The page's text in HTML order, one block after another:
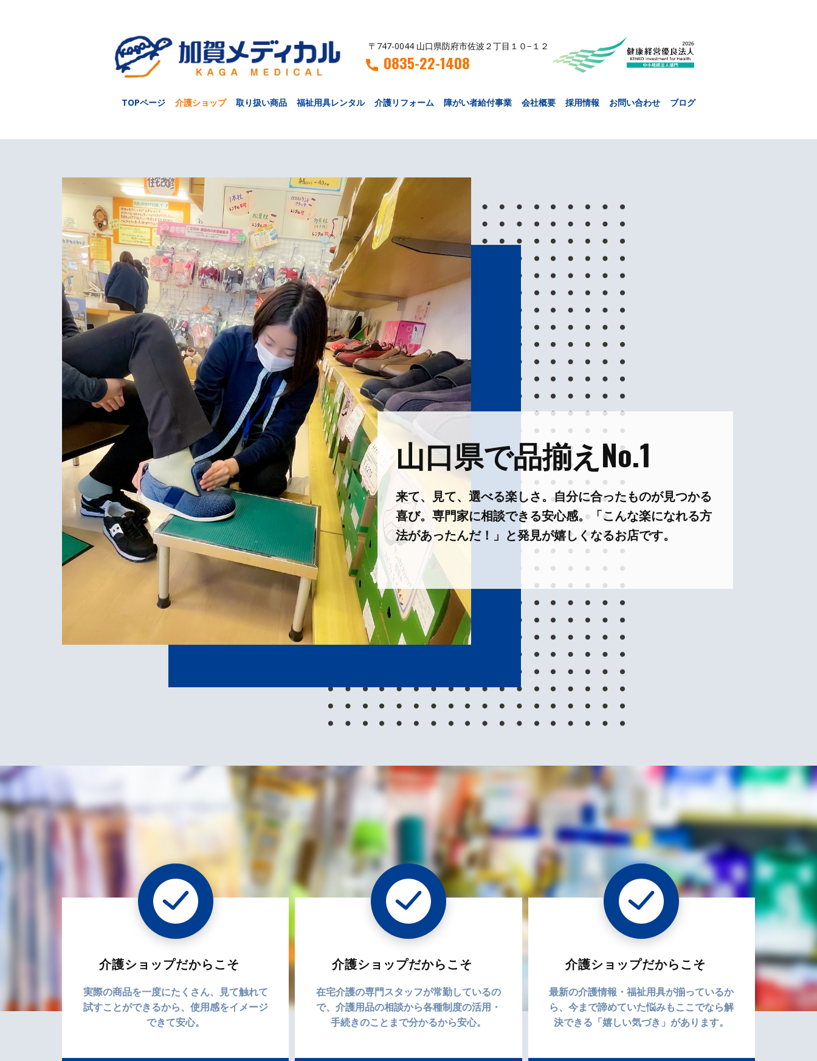
〒747-0044 山口県防府市佐波２丁目１０−１２
0835-22-1408
TOPページ 介護ショップ 取り扱い商品 福祉用具レンタル 介護リフォーム 障がい者給付事業 会社概要 採用情報 お問い合わせ ブログ
山口県で品揃えNo.1
来て、見て、選べる楽しさ。自分に合ったものが見つかる
喜び。専門家に相談できる安心感。「こんな楽になれる方
法があったんだ！」と発見が嬉しくなるお店です。
介護ショップだからこそ
実際の商品を一度にたくさん、見て触れて
試すことができるから、使用感をイメージ
できて安心。
介護ショップだからこそ
在宅介護の専門スタッフが常勤しているの
で、介護用品の相談から各種制度の活用・
手続きのことまで分かるから安心。
介護ショップだからこそ
最新の介護情報・福祉用具が揃っているか
ら、今まで諦めていた悩みもここでなら解
決できる「嬉しい気づき」があります。